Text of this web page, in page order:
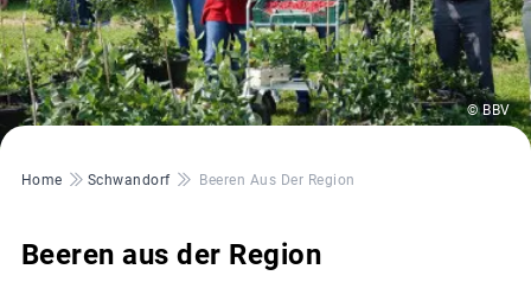
© BBV
Pfadnavigation
Home Schwandorf Beeren Aus Der Region
Beeren aus der Region